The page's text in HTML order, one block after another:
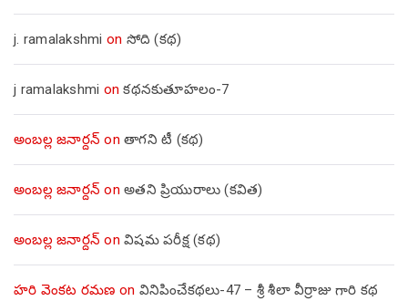
j. ramalakshmi on సోది (కథ)
j ramalakshmi onకథనకుతూహలం-7
అంబల్ల జనార్దన్ on తాగని టీ (కథ)
అంబల్ల జనార్దన్ on అతని ప్రియురాలు (కవిత)
అంబల్ల జనార్దన్ on విషమ పరీక్ష (క‌థ‌)
హరి వెంకట రమణ on వినిపించేకథలు-47 – శ్రీ శీలా వీర్రాజు గారి కథ